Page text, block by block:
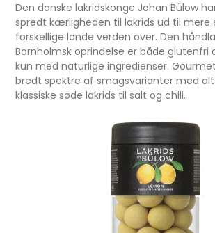
Den danske lakridskonge Johan Bülow
spredt kærligheden til lakrids ud til mere
forskellige lande verden over. Den
Bornholmsk oprindelse er både glutenfri
kun med naturlige ingredienser.
bredt spektre af smagsvarianter med
klassiske søde lakrids til salt og chili.